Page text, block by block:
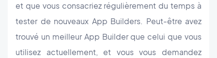
et que vous consacriez régulièrement du temps à
tester de nouveaux App Builders. Peut-être avez
trouvé un meilleur App Builder que celui que vous
utilisez actuellement, et vous vous demandez